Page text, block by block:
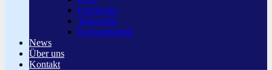
Girokonto
Tagesgeld
Konsumkredit
News
Über uns
Kontakt